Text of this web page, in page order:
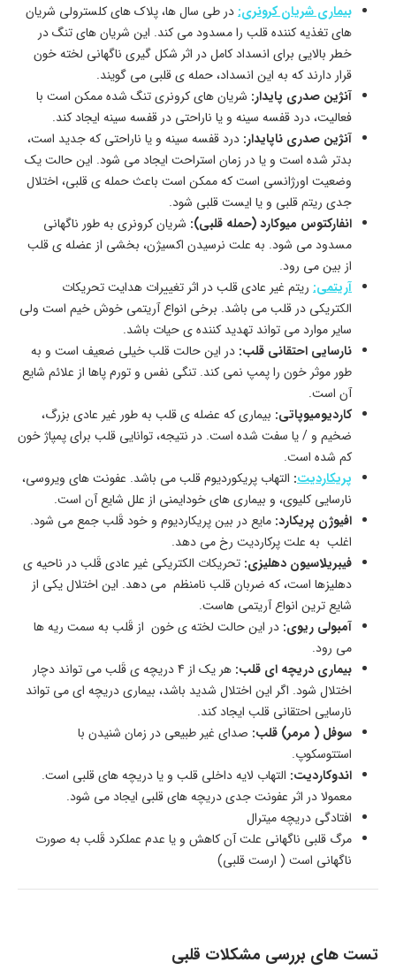
بیماری شریان کرونری:در طی سال ها، پلاک های کلسترولی شریان
های تغذیه کننده قلب را مسدود می کند. این شریان های تنگ در
خطر بالایی برای انسداد کامل در اثر شکل گیری ناگهانی لخته خون
قرار دارند که به این انسداد، حمله ی قلبی می گویند.
آنژین صدری پایدار: شریان های کرونری تنگ شده ممکن است با
فعالیت، درد قفسه سینه و یا ناراحتی در قفسه سینه ایجاد کند.
آنژین صدری ناپایدار: درد قفسه سینه و یا ناراحتی که جدید است،
بدتر شده است و یا در زمان استراحت ایجاد می شود. این حالت یک
وضعیت اورژانسی است که ممکن است باعث حمله ی قلبی، اختلال
جدی ریتم قلبی و یا ایست قلبی شود.
انفارکتوس میوکارد (حمله قلبی): شریان کرونری به طور ناگهانی
مسدود می شود. به علت نرسیدن اکسیژن، بخشی از عضله ی قلب
از بین می رود.
آریتمی: ریتم غیر عادی قلب در اثر تغییرات هدایت تحریکات
الکتریکی در قلب می باشد. برخی انواع آریتمی خوش خیم است ولی
سایر موارد می تواند تهدید کننده ی حیات باشد.
نارسایی احتقانی قلب: در این حالت قلب خیلی ضعیف است و به
طور موثر خون را پمپ نمی کند. تنگی نفس و تورم پاها از علائم شایع
آن است.
کاردیومیوپاتی: بیماری که عضله ی قلب به طور غیر عادی بزرگ،
ضخیم و / یا سفت شده است. در نتیجه، توانایی قلب برای پمپاژ خون
کم شده است.
پریکاردیت: التهاب پریکوردیوم قلب می باشد. عفونت های ویروسی،
نارسایی کلیوی، و بیماری های خودایمنی از علل شایع آن است.
افیوژن پریکارد: مایع در بین پریکاردیوم و خود قَلب جمع می شود.
اغلب به علت پرکاردیت رخ می دهد.
فیبریلاسیون دهلیزی: تحریکات الکتریکی غیر عادی قَلب در ناحیه ی
دهلیزها است، که ضربان قلب نامنظم می دهد. این اختلال یکی از
شایع ترین انواع آریتمی هاست.
آمبولی ریوی: در این حالت لخته ی خون از قَلب به سمت ریه ها
می رود.
بیماری دریچه ای قلب:
هر یک از 4 دریچه ی قَلب می تواند دچار
اختلال شود. اگر این اختلال شدید باشد، بیماری دریچه ای می تواند
نارسایی احتقانی قلب ایجاد کند.
سوفل ( مرمر) قلب: صدای غیر طبیعی در زمان شنیدن با
استتوسکوپ.
اندوکاردیت: التهاب لایه داخلی قلب و یا دریچه های قلبی است.
معمولا در اثر عفونت جدی دریچه های قلبی ایجاد می شود.
افتادگی دریچه میترال
مرگ قلبی ناگهانی علت آن کاهش و یا عدم عملکرد قَلب به صورت
ناگهانی است ( ارست قلبی)
تست های بررسی مشکلات قلبی